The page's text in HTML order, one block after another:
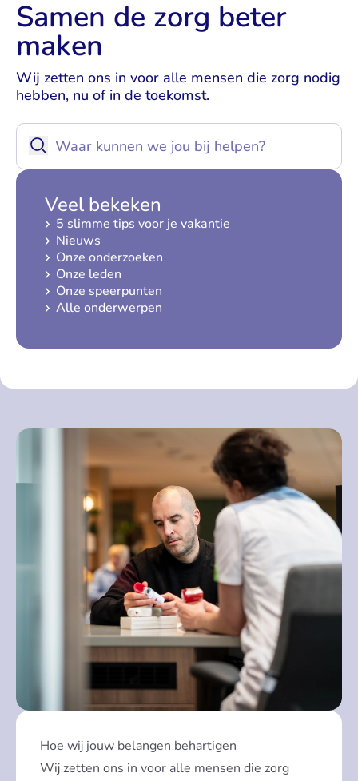
Samen de zorg beter
maken
Wij zetten ons in voor alle mensen die zorg nodig
hebben, nu of in de toekomst.
Veel bekeken
5 slimme tips voor je vakantie
Nieuws
Onze onderzoeken
Onze leden
Onze speerpunten
Alle onderwerpen
Begin main content
Hoe wij jouw belangen behartigen
Wij zetten ons in voor alle mensen die zorg